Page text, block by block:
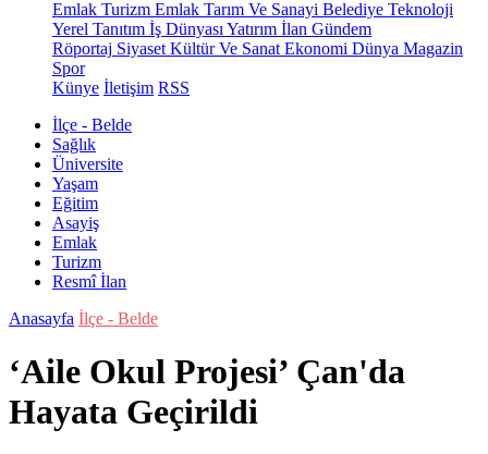
Emlak Turizm Emlak Tarım Ve Sanayi Belediye Teknoloji
Yerel Tanıtım İş Dünyası Yatırım İlan Gündem
Röportaj Siyaset Kültür Ve Sanat Ekonomi Dünya Magazin
Spor
Künye İletişim RSS
İlçe - Belde
Sağlık
Üniversite
Yaşam
Eğitim
Asayiş
Emlak
Turizm
Resmî İlan
Anasayfa İlçe - Belde
‘Aile Okul Projesi’ Çan'da
Hayata Geçirildi